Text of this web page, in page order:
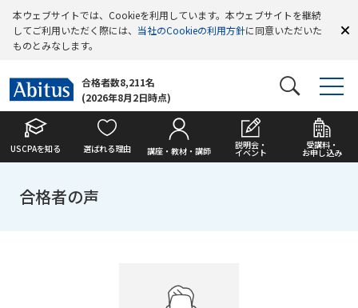
本ウェブサイトでは、Cookieを利用しています。本ウェブサイトを継続
してご利用いただく際には、 当社のCookieの利用方針に同意いただいた
ものとみなします。
合格者数8,211名
(2026年8月2日時点)
USCPAを知る 選ばれる理由 講座・教材・講師
説明会・
イベント
受講料・
お申し込み
合格者の声